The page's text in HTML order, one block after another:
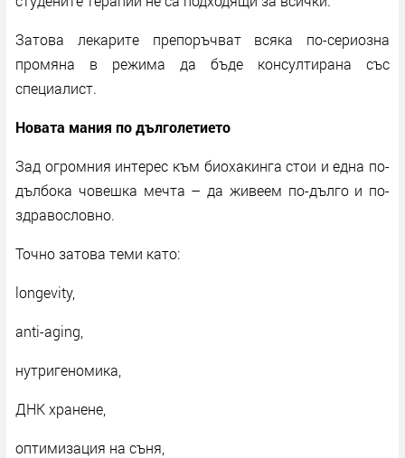
Затова лекарите препоръчват всяка по-сериозна
промяна в режима да бъде консултирана със
специалист.
Новата мания по дълголетието
Зад огромния интерес към биохакинга стои и една по-
дълбока човешка мечта – да живеем по-дълго и по-
здравословно.
Точно затова теми като:
longevity,
anti-aging,
нутригеномика,
ДНК хранене,
оптимизация на съня,